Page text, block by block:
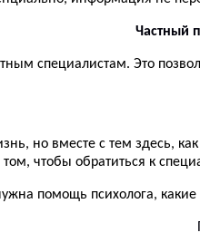
Частный
специалистам. Это
но вместе с тем здесь,
чтобы обратиться к
помощь психолога,